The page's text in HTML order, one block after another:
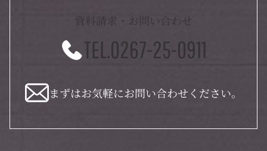
資料請求・お問い合わせ
TEL.0267-25-0911
まずはお気軽にお問い合わせください。